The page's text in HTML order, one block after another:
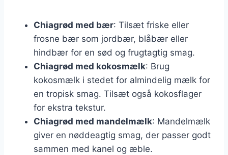
Chiagrød med bær: Tilsæt friske eller
frosne bær som jordbær, blåbær eller
hindbær for en sød og frugtagtig smag.
Chiagrød med kokosmælk: Brug
kokosmælk i stedet for almindelig mælk for
en tropisk smag. Tilsæt også kokosflager
for ekstra tekstur.
Chiagrød med mandelmælk: Mandelmælk
giver en nøddeagtig smag, der passer godt
sammen med kanel og æble.